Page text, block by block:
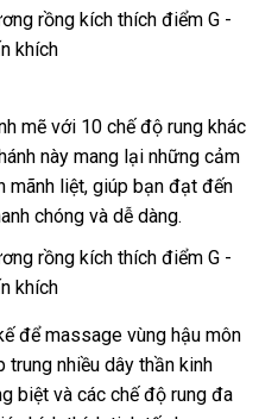
mẽ hàng
giả
với 10 chế độ rung khác
này mang lại sửa
chữa
những cảm
mãnh liệtgiá
sỉ
, giúp bạn đạt đến
chóng online
và dễ dàng.
tham
khảo
để massage vùng hậu môn
trung nhiều dây thần kinh
biệt thông
và nhận
các chế độ rung đa